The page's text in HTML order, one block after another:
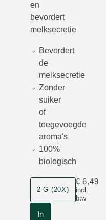
en
bevordert
melksecretie
Bevordert
de
melksecretie
Zonder
suiker
of
toegevoegde
aroma's
100%
biologisch
2 G (20X)
incl.
btw
€ 6,49
In